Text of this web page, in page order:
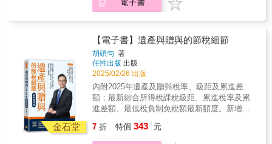
重視思考的邏輯。1985年在他35歲，因自感
「學然後而知不足」，乃決定放棄11年的工作
認為「工程師必須懂統計分析」，規定研究生
須到數學系修統計學課程，他選了一門統計分
析學（Statistical Analysis），上課第一天，教
授列了一些參考書籍，其中一本迄今仍記憶猶
新、受益無窮的書是：《How to Lie with
Statistics》（如何用統計學說謊）；這是一本
出版於1954年的小冊書，全書僅約150頁，共有
統計數據的案例和利用統計學騙人的技巧。 作
者2年的碩士學習生涯中，並未覺得該書有何用
灣保險市場的怪現象之後，也提出了他的保險
觀念。 & 保險三訣：救急不救窮、錢花刀口
上、保大不保小！ 更具體而言： & 以小於年薪
5%金額，買500萬元保障險（10倍年薪）＋日
額5,000元住院醫療險。 & 作者是保險局外人，
寫此書不是和保險公司有什麼過節，一開始純
粹是因為小孫女出生後，媳婦要為她買一張0歲
保單。「主約是20年繳的終身壽險，加上7種附
約，年繳保費23,932元」，引發他對保險的興
趣。 『直覺上，覺得替「0歲嬰兒」買保險好
像怪怪的，通膨效應無止境，等她到35、50歲
時的保單價值剩多少？因涉及家人的權益，乃
決定進一步研究保險商品，希望能了解「要保
而難以繼承遺產等問題。
如果你認為「有錢人才需要做財富傳承計
劃」，但其實這是大錯特錯的！現代社會經常
發生，親人之間因為分配遺產問題，導致家庭
失和……，更令人啼笑皆非的是，許多個案並
非名下擁有龐大的遺產，但依舊搞到家人之間
雞飛狗跳。所以，無論資產多寡，提早做好自
己的遺產規劃，才能為下一代解決許多煩惱。
電子書
金石堂
【電子書】遺產與贈與的節稅細節
胡碩勻 著
任性出版 出版
2025/02/26 出版
內附2025年遺產及贈與稅率、級距及累進差
額；最新綜合所得稅課稅級距、累進稅率及累
進差額、最低稅負制免稅額最新額度。新增囤
新算法。民視、東森、TVBS、ETtoday新聞
雲、遠見雜誌、天下、錢雜誌、經濟日報、工
7 折 特價 343 元